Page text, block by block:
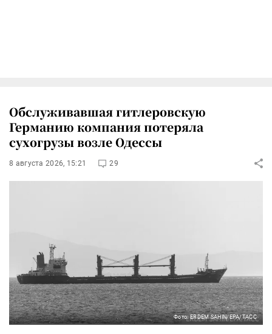
Обслуживавшая гитлеровскую
Германию компания потеряла
сухогрузы возле Одессы
8 августа 2026, 15:21 29
Фото: ERDEM SAHIN/EPA/ТАСС